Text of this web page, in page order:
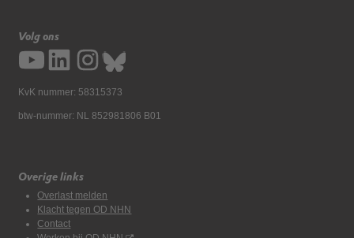
Volg ons
KvK nummer: 58315373
btw-nummer: NL 852981806 B01
Overige links
Overlast melden
Klacht tegen OD NHN
Contact